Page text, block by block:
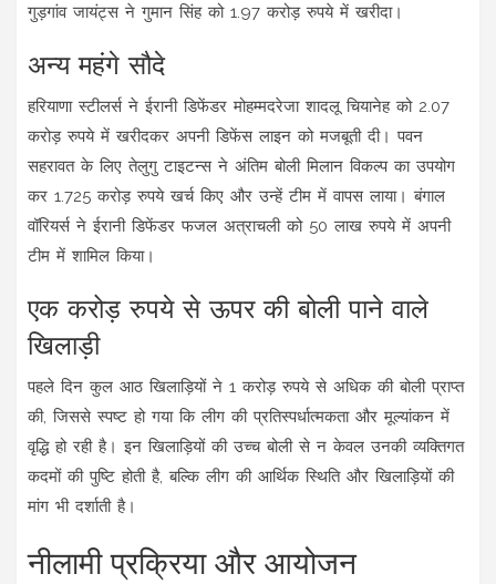
गुड़गांव जायंट्स ने गुमान सिंह को 1.97 करोड़ रुपये में खरीदा।
अन्य महंगे सौदे
हरियाणा स्टीलर्स ने ईरानी डिफेंडर मोहम्मदरेजा शादलू चियानेह को 2.07
करोड़ रुपये में खरीदकर अपनी डिफेंस लाइन को मजबूती दी। पवन
सहरावत के लिए तेलुगु टाइटन्स ने अंतिम बोली मिलान विकल्प का उपयोग
कर 1.725 करोड़ रुपये खर्च किए और उन्हें टीम में वापस लाया। बंगाल
वॉरियर्स ने ईरानी डिफेंडर फजल अत्राचली को 50 लाख रुपये में अपनी
टीम में शामिल किया।
एक करोड़ रुपये से ऊपर की बोली पाने वाले
खिलाड़ी
पहले दिन कुल आठ खिलाड़ियों ने 1 करोड़ रुपये से अधिक की बोली प्राप्त
की, जिससे स्पष्ट हो गया कि लीग की प्रतिस्पर्धात्मकता और मूल्यांकन में
वृद्धि हो रही है। इन खिलाड़ियों की उच्च बोली से न केवल उनकी व्यक्तिगत
कदमों की पुष्टि होती है, बल्कि लीग की आर्थिक स्थिति और खिलाड़ियों की
मांग भी दर्शाती है।
नीलामी प्रक्रिया और आयोजन